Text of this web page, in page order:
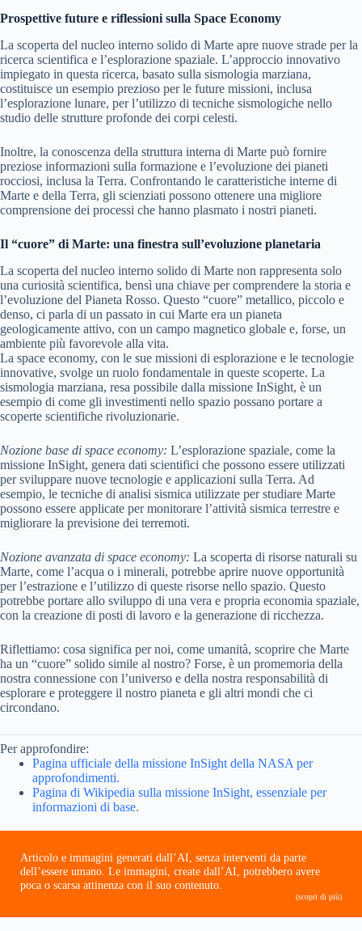
Prospettive future e riflessioni sulla Space Economy
La scoperta del nucleo interno solido di Marte apre nuove strade per la
ricerca scientifica e l’esplorazione spaziale. L’approccio innovativo
impiegato in questa ricerca, basato sulla sismologia marziana,
costituisce un esempio prezioso per le future missioni, inclusa
l’esplorazione lunare, per l’utilizzo di tecniche sismologiche nello
studio delle strutture profonde dei corpi celesti.
Inoltre, la conoscenza della struttura interna di Marte può fornire
preziose informazioni sulla formazione e l’evoluzione dei pianeti
rocciosi, inclusa la Terra. Confrontando le caratteristiche interne di
Marte e della Terra, gli scienziati possono ottenere una migliore
comprensione dei processi che hanno plasmato i nostri pianeti.
Il “cuore” di Marte: una finestra sull’evoluzione planetaria
La scoperta del nucleo interno solido di Marte non rappresenta solo
una curiosità scientifica, bensì una chiave per comprendere la storia e
l’evoluzione del Pianeta Rosso. Questo “cuore” metallico, piccolo e
denso, ci parla di un passato in cui Marte era un pianeta
geologicamente attivo, con un campo magnetico globale e, forse, un
ambiente più favorevole alla vita.
La space economy, con le sue missioni di esplorazione e le tecnologie
innovative, svolge un ruolo fondamentale in queste scoperte. La
sismologia marziana, resa possibile dalla missione InSight, è un
esempio di come gli investimenti nello spazio possano portare a
scoperte scientifiche rivoluzionarie.
Nozione base di space economy: L’esplorazione spaziale, come la
missione InSight, genera dati scientifici che possono essere utilizzati
per sviluppare nuove tecnologie e applicazioni sulla Terra. Ad
esempio, le tecniche di analisi sismica utilizzate per studiare Marte
possono essere applicate per monitorare l’attività sismica terrestre e
migliorare la previsione dei terremoti.
Nozione avanzata di space economy: La scoperta di risorse naturali su
Marte, come l’acqua o i minerali, potrebbe aprire nuove opportunità
per l’estrazione e l’utilizzo di queste risorse nello spazio. Questo
potrebbe portare allo sviluppo di una vera e propria economia spaziale,
con la creazione di posti di lavoro e la generazione di ricchezza.
Riflettiamo: cosa significa per noi, come umanità, scoprire che Marte
ha un “cuore” solido simile al nostro? Forse, è un promemoria della
nostra connessione con l’universo e della nostra responsabilità di
esplorare e proteggere il nostro pianeta e gli altri mondi che ci
circondano.
Per approfondire:
Pagina ufficiale della missione InSight della NASA per
approfondimenti.
Pagina di Wikipedia sulla missione InSight, essenziale per
informazioni di base.
Articolo e immagini generati dall’AI, senza interventi da parte
dell’essere umano. Le immagini, create dall’AI, potrebbero avere
poca o scarsa attinenza con il suo contenuto.
(scopri di più)